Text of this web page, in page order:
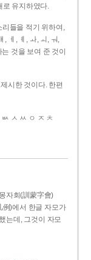
로 유지하였다.
들을 적기 위하여,
, ㅔ, ㅖ, ㅘ, ㅚ, ㅝ,
것을 보여 준 것이
시한 것이다. 한편
ㅅ ㅆ ㅇ ㅈ ㅊ
자회(訓蒙字會)
例)에서 한글 자모가
는데, 그것이 자모